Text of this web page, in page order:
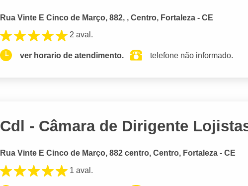
Rua Vinte E Cinco de Março, 882, , Centro, Fortaleza - CE
2 aval.
ver horario de atendimento. telefone não informado.
Cdl - Câmara de Dirigente
Rua Vinte E Cinco de Março, 882 centro, Centro, Fortaleza - CE
1 aval.